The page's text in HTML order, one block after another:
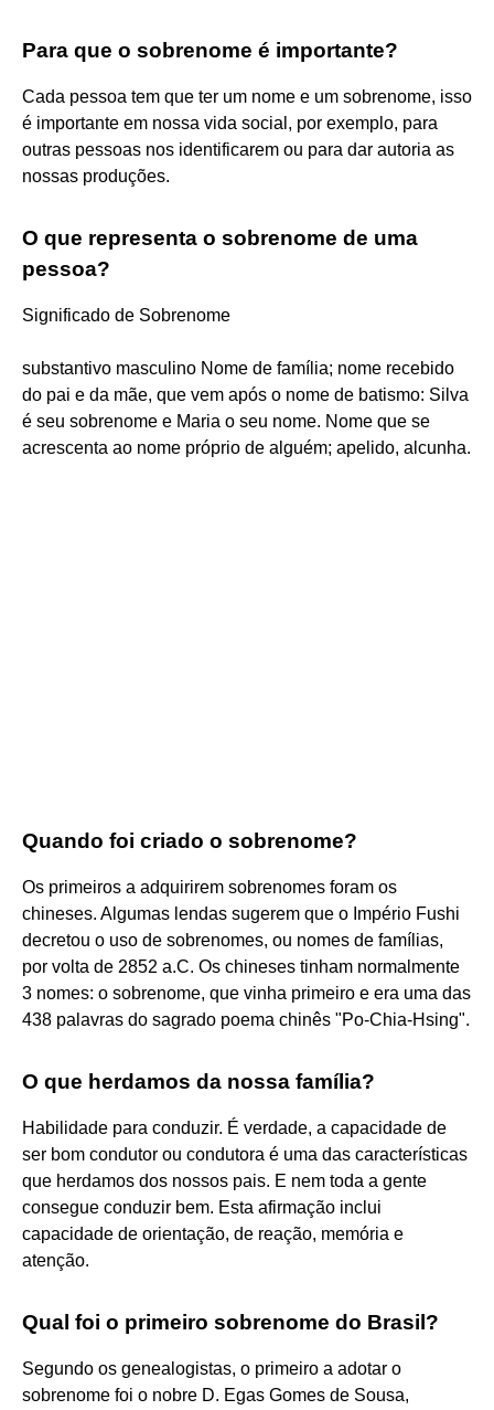
Para que o sobrenome é importante?
Cada pessoa tem que ter um nome e um sobrenome, isso
é importante em nossa vida social, por exemplo, para
outras pessoas nos identificarem ou para dar autoria as
nossas produções.
O que representa o sobrenome de uma
pessoa?
Significado de Sobrenome
substantivo masculino Nome de família; nome recebido
do pai e da mãe, que vem após o nome de batismo: Silva
é seu sobrenome e Maria o seu nome. Nome que se
acrescenta ao nome próprio de alguém; apelido, alcunha.
Quando foi criado o sobrenome?
Os primeiros a adquirirem sobrenomes foram os
chineses. Algumas lendas sugerem que o Império Fushi
decretou o uso de sobrenomes, ou nomes de famílias,
por volta de 2852 a.C. Os chineses tinham normalmente
3 nomes: o sobrenome, que vinha primeiro e era uma das
438 palavras do sagrado poema chinês "Po-Chia-Hsing".
O que herdamos da nossa família?
Habilidade para conduzir. É verdade, a capacidade de
ser bom condutor ou condutora é uma das características
que herdamos dos nossos pais. E nem toda a gente
consegue conduzir bem. Esta afirmação inclui
capacidade de orientação, de reação, memória e
atenção.
Qual foi o primeiro sobrenome do Brasil?
Segundo os genealogistas, o primeiro a adotar o
sobrenome foi o nobre D. Egas Gomes de Sousa,